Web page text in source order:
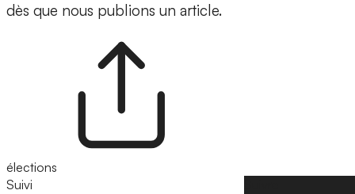
dès que nous publions un article.
élections
Suivi